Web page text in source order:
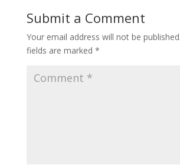
Submit a Comment
Your email address will not be published.
fields are marked *